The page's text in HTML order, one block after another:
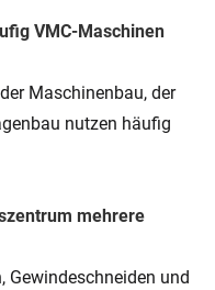
VMC-Maschinen
Maschinenbau, der
nutzen häufig
mehrere
Gewindeschneiden und